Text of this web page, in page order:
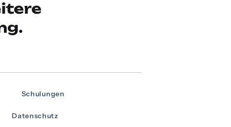
Schulungen
Datenschutz